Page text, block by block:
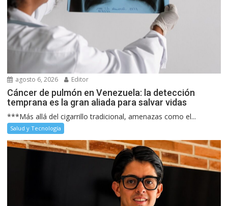
agosto 6, 2026 Editor
Cáncer de pulmón en Venezuela: la detección
temprana es la gran aliada para salvar vidas
***Más allá del cigarrillo tradicional, amenazas como el...
Salud y Tecnología